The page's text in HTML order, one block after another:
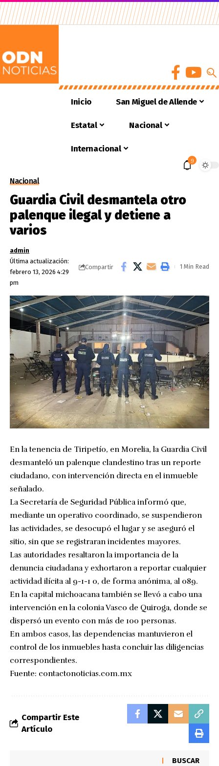
Inicio San Miguel de Allende
Estatal Nacional
Internacional
9
Nacional
Guardia Civil desmantela otro
palenque ilegal y detiene a
varios
Última actualización:
febrero 13, 2026 4:29
pm
admin
Compartir 1 Min Read
En la tenencia de Tiripetío, en Morelia, la Guardia Civil
desmanteló un palenque clandestino tras un reporte
ciudadano, con intervención directa en el inmueble
señalado.
La Secretaría de Seguridad Pública informó que,
mediante un operativo coordinado, se suspendieron
las actividades, se desocupó el lugar y se aseguró el
sitio, sin que se registraran incidentes mayores.
Las autoridades resaltaron la importancia de la
denuncia ciudadana y exhortaron a reportar cualquier
actividad ilícita al 9-1-1 o, de forma anónima, al 089.
En la capital michoacana también se llevó a cabo una
intervención en la colonia Vasco de Quiroga, donde se
dispersó un evento con más de 100 personas.
En ambos casos, las dependencias mantuvieron el
control de los inmuebles hasta concluir las diligencias
correspondientes.
Fuente: contactonoticias.com.mx
Compartir Este
Artículo
BUSCAR